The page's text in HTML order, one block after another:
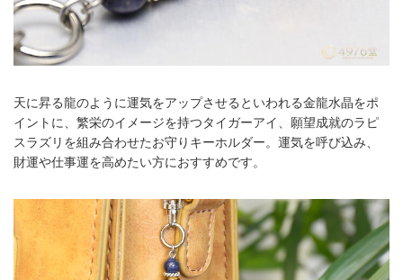
天に昇る龍のように運気をアップさせるといわれる金龍水晶をポ
イントに、繁栄のイメージを持つタイガーアイ、願望成就のラピ
スラズリを組み合わせたお守りキーホルダー。運気を呼び込み、
財運や仕事運を高めたい方におすすめです。